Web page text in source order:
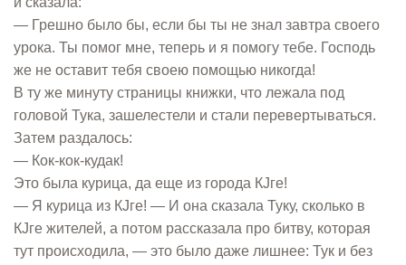
— Грешно было бы, если бы ты не знал завтра своего
урока. Ты помог мне, теперь и я помогу тебе. Господь
же не оставит тебя своею помощью никогда!
В ту же минуту страницы книжки, что лежала под
головой Тука, зашелестели и стали перевертываться.
Затем раздалось:
— Кок-кок-кудак!
Это была курица, да еще из города КЈге!
— Я курица из КЈге! — И она сказала Туку, сколько в
КЈге жителей, а потом рассказала про битву, которая
тут происходила, — это было даже лишнее: Тук и без